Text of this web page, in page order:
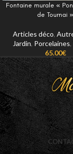
Fontaine murale «
de Tournai »
Articles déco,
Jardin, Porcelaines,
65.00€